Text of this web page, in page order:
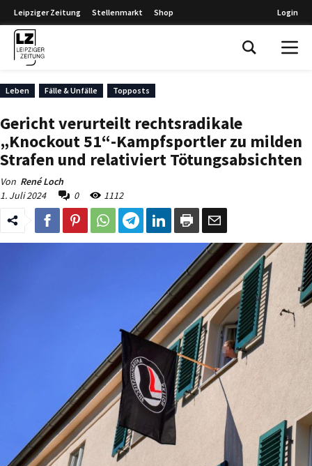
Leipziger Zeitung Stellenmarkt Shop Login
Leben Fälle & Unfälle Topposts
Gericht verurteilt rechtsradikale
„Knockout 51“-Kampfsportler zu milden
Strafen und relativiert Tötungsabsichten
Von René Loch
1. Juli 2024
0 1112